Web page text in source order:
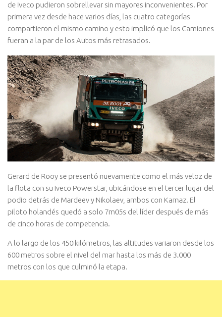
de Iveco pudieron sobrellevar sin mayores inconvenientes. Por
primera vez desde hace varios días, las cuatro categorías
compartieron el mismo camino y esto implicó que los Camiones
fueran a la par de los Autos más retrasados.
Gerard de Rooy se presentó nuevamente como el más veloz de
la flota con su Iveco Powerstar, ubicándose en el tercer lugar del
podio detrás de Mardeev y Nikolaev, ambos con Kamaz. El
piloto holandés quedó a solo 7m05s del líder después de más
de cinco horas de competencia.
A lo largo de los 450 kilómetros, las altitudes variaron desde los
600 metros sobre el nivel del mar hasta los más de 3.000
metros con los que culminó la etapa.